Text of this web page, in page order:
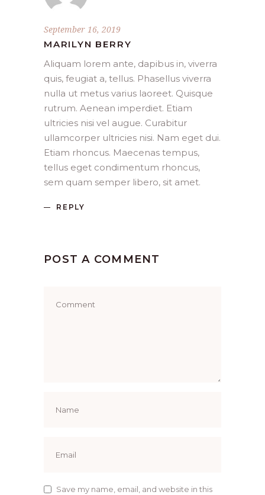
September 16, 2019
MARILYN BERRY
Aliquam lorem ante, dapibus in, viverra
quis, feugiat a, tellus. Phasellus viverra
nulla ut metus varius laoreet. Quisque
rutrum. Aenean imperdiet. Etiam
ultricies nisi vel augue. Curabitur
ullamcorper ultricies nisi. Nam eget dui.
Etiam rhoncus. Maecenas tempus,
tellus eget condimentum rhoncus,
sem quam semper libero, sit amet.
REPLY
POST A COMMENT
Save my name, email, and website in this